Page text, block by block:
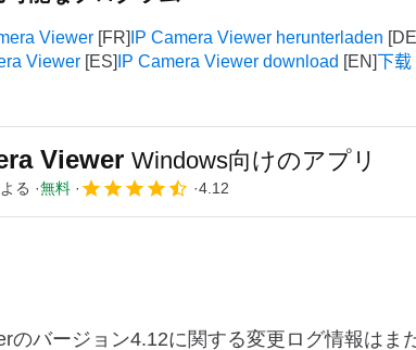
Viewer IP Camera Viewer herunterladen
Viewer
IP Camera Viewer download 下载
Viewer Windows向けのアプリ
る 無料 4.12
のバージョン4.12に関する変更ログ情報は